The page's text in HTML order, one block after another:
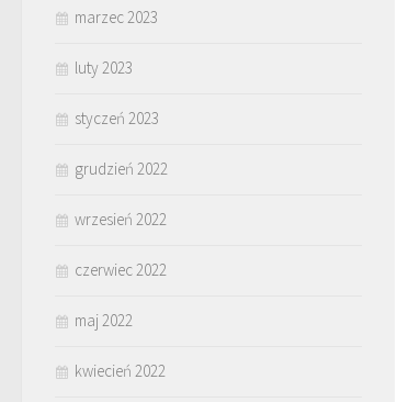
marzec 2023
luty 2023
styczeń 2023
grudzień 2022
wrzesień 2022
czerwiec 2022
maj 2022
kwiecień 2022